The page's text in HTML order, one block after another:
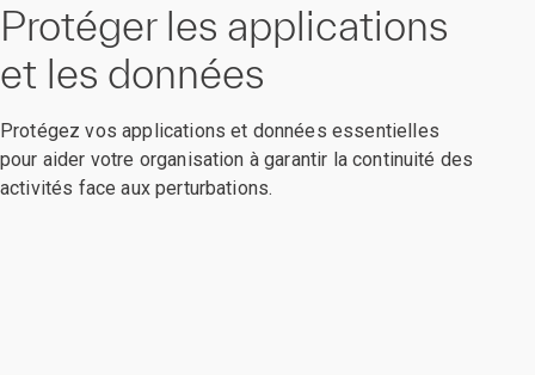
Protéger les applications
et les données
Protégez vos applications et données essentielles
pour aider votre organisation à garantir la continuité des
activités face aux perturbations.